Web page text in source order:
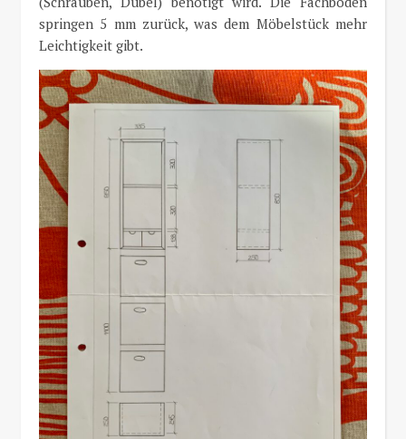
springen 5 mm zurück, was dem Möbelstück mehr
Leichtigkeit gibt.